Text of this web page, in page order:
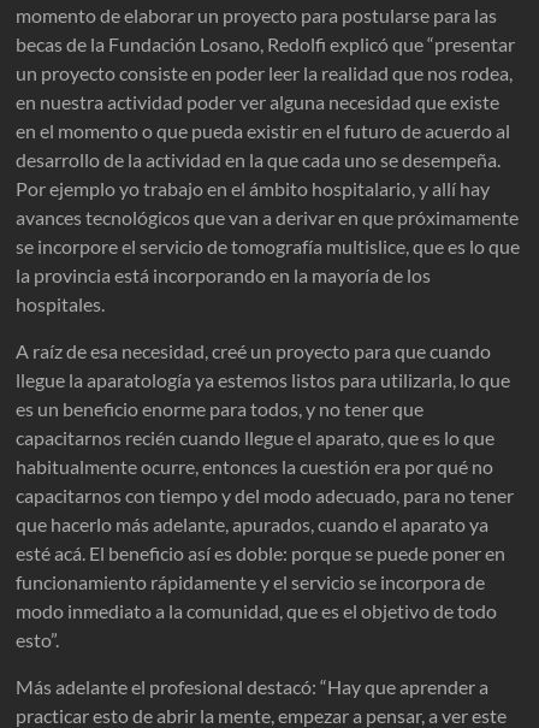
momento de elaborar un proyecto para postularse para las
becas de la Fundación Losano, Redolfi explicó que “presentar
un proyecto consiste en poder leer la realidad que nos rodea,
en nuestra actividad poder ver alguna necesidad que existe
en el momento o que pueda existir en el futuro de acuerdo al
desarrollo de la actividad en la que cada uno se desempeña.
Por ejemplo yo trabajo en el ámbito hospitalario, y allí hay
avances tecnológicos que van a derivar en que próximamente
se incorpore el servicio de tomografía multislice, que es lo que
la provincia está incorporando en la mayoría de los
hospitales.
A raíz de esa necesidad, creé un proyecto para que cuando
llegue la aparatología ya estemos listos para utilizarla, lo que
es un beneficio enorme para todos, y no tener que
capacitarnos recién cuando llegue el aparato, que es lo que
habitualmente ocurre, entonces la cuestión era por qué no
capacitarnos con tiempo y del modo adecuado, para no tener
que hacerlo más adelante, apurados, cuando el aparato ya
esté acá. El beneficio así es doble: porque se puede poner en
funcionamiento rápidamente y el servicio se incorpora de
modo inmediato a la comunidad, que es el objetivo de todo
esto”.
Más adelante el profesional destacó: “Hay que aprender a
practicar esto de abrir la mente, empezar a pensar, a ver este